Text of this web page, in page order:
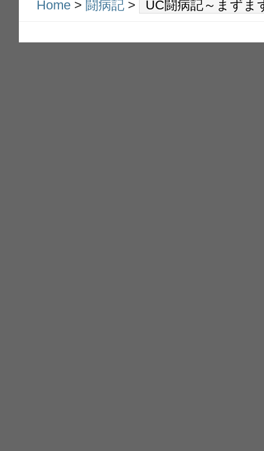
Home > 闘病記 > UC闘病記～まずま